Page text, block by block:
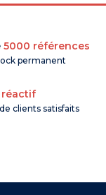
5000 références
permanent
réactif
clients satisfaits